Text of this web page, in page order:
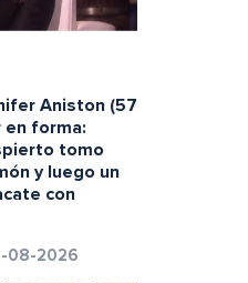
Aniston (57
en forma:
tomo
y luego un
con
08-2026